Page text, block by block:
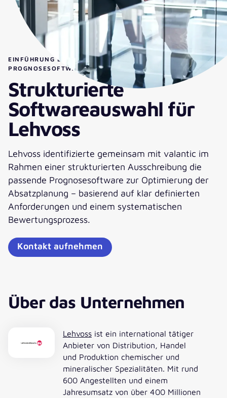
EINFÜHRUNG EINER SPEZIALISIERTEN
PROGNOSESOFTWARE
Strukturierte
Softwareauswahl für
Lehvoss
Lehvoss identifizierte gemeinsam mit valantic im
Rahmen einer strukturierten Ausschreibung die
passende Prognosesoftware zur Optimierung der
Absatzplanung – basierend auf klar definierten
Anforderungen und einem systematischen
Bewertungsprozess.
Kontakt aufnehmen
Über das Unternehmen
Lehvoss ist ein international tätiger
Anbieter von Distribution, Handel
und Produktion chemischer und
mineralischer Spezialitäten. Mit rund
600 Angestellten und einem
Jahresumsatz von über 400 Millionen